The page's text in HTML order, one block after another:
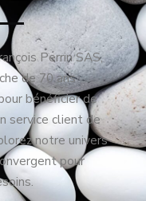
Perrin SAS,
de 70 ans
bénéficier de
service client de
notre univers
pour